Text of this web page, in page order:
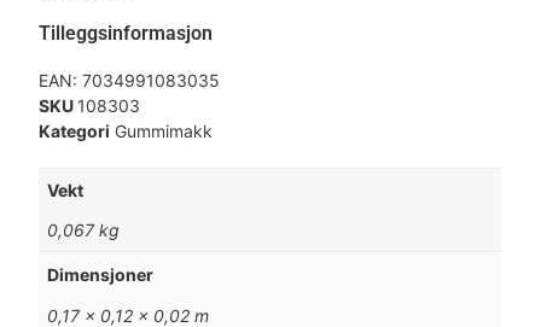
Tilleggsinformasjon
EAN:7034991083035
SKU 108303
Kategori Gummimakk
Vekt
0,067 kg
Dimensjoner
0,17 × 0,12 × 0,02 m